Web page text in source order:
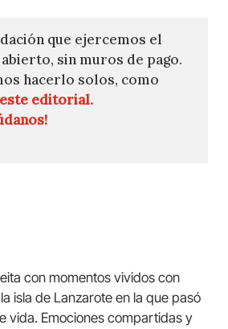
que ejercemos el
sin muros de pago.
hacerlo solos, como
este editorial.
con momentos vividos con
isla de Lanzarote en la que pasó
vida. Emociones compartidas y